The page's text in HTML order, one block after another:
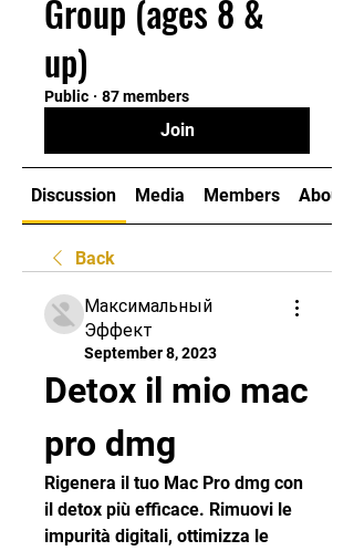
Group (ages 8 &
up)
Public · 87 members
Join
Discussion Media Members About
Back
Максимальный
Эффект
September 8, 2023
Detox il mio mac
pro dmg
Rigenera il tuo Mac Pro dmg con
il detox più efficace. Rimuovi le
impurità digitali, ottimizza le